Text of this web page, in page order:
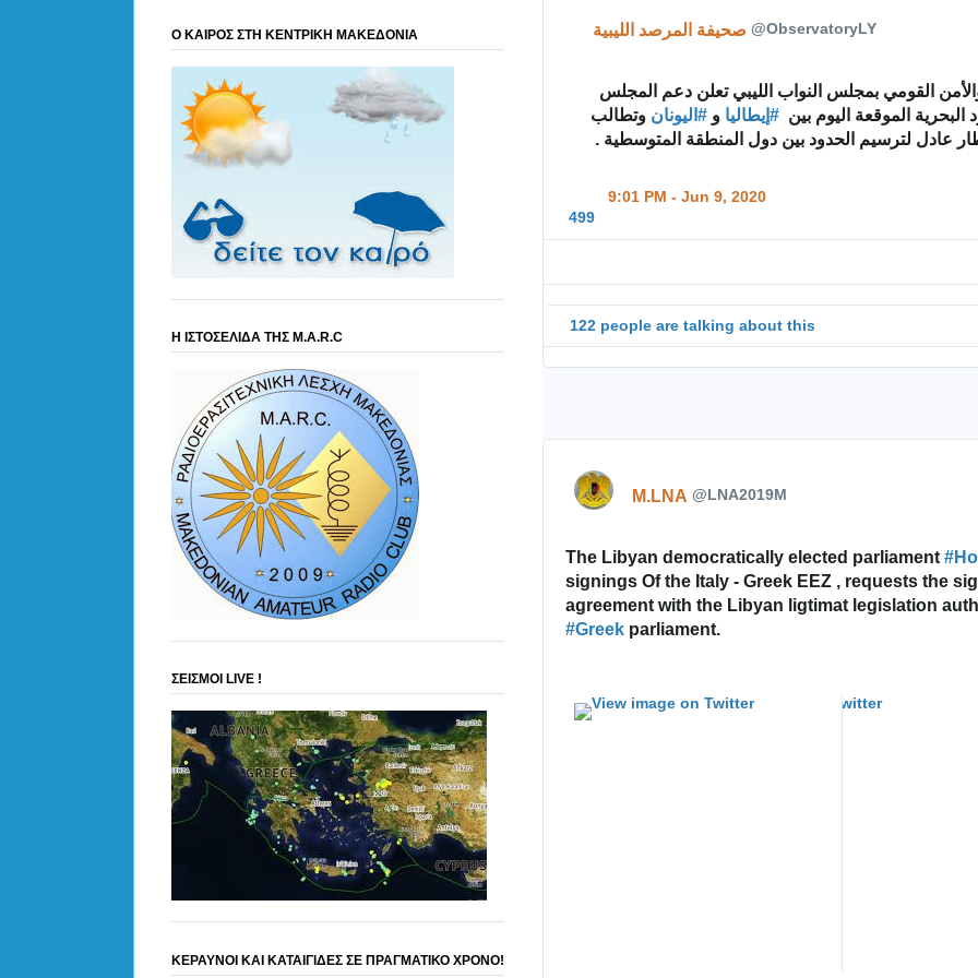
صحيفة المرصد الليبية @ObservatoryLY
البحرية الموقعة اليوم بين # إيطاليا و # اليونان
عادل لترسيم الحدود بين دول المنطقة المتوسطية .
499
9:01 PM - Jun 9, 2020
122 people are talking about this
M.LNA @LNA2019M
The Libyan democratically elected parliament #
signings Of the Italy - Greek EEZ , requests the
agreement with the Libyan ligtimat legislation
#Greek parliament.
Ο ΚΑΙΡΟΣ ΣΤΗ ΚΕΝΤΡΙΚΗ ΜΑΚΕΔΟΝΙΑ
Η ΙΣΤΟΣΕΛΙΔΑ ΤΗΣ M.A.R.C
ΣΕΙΣΜΟΙ LIVE !
ΚΕΡΑΥΝΟΙ ΚΑΙ ΚΑΤΑΙΓΙΔΕΣ ΣΕ ΠΡΑΓΜΑΤΙΚΟ ΧΡΟΝΟ!